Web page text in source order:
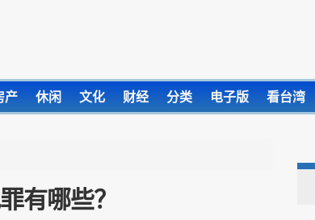
产 休闲 文化 财经 分类 电子版 看台湾
有哪些？